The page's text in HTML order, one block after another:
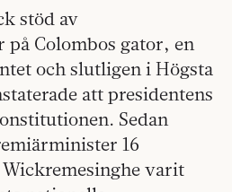
stöd av
Colombos gator, en
och slutligen i Högsta
att presidentens
Sedan
16
Wickremesinghe varit